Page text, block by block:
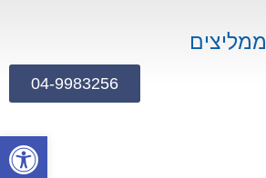
ממליצים
04-9983256